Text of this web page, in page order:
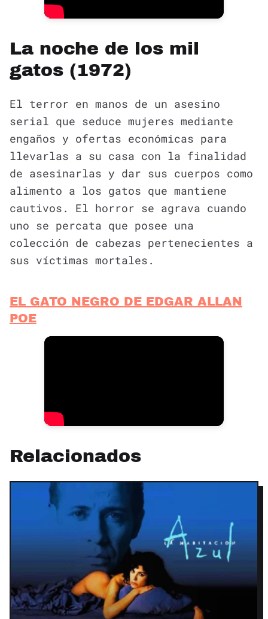
La noche de los mil
gatos (1972)
El terror en manos de un asesino
serial que seduce mujeres mediante
engaños y ofertas económicas para
llevarlas a su casa con la finalidad
de asesinarlas y dar sus cuerpos como
alimento a los gatos que mantiene
cautivos. El horror se agrava cuando
uno se percata que posee una
colección de cabezas pertenecientes a
sus víctimas mortales.
EL GATO NEGRO DE EDGAR ALLAN
POE
Relacionados